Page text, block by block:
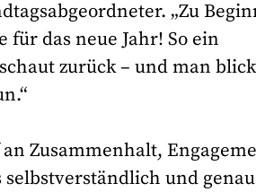
„Zu
für das neue Jahr! So ein
zurück – und man
Zusammenhalt,
und genau